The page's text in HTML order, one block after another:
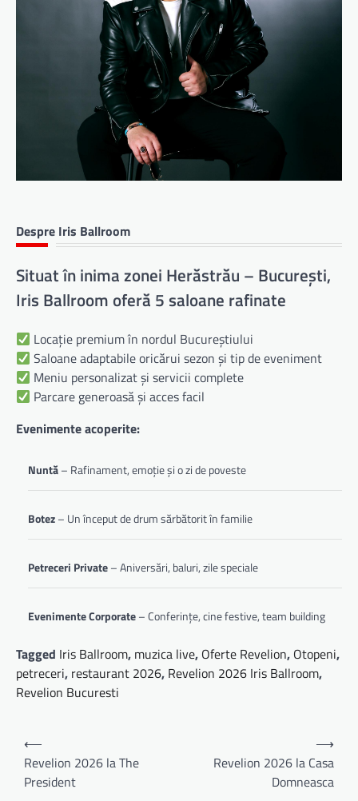
Despre Iris Ballroom
Situat în inima zonei Herăstrău – București,
Iris Ballroom oferă 5 saloane rafinate
Locație premium în nordul Bucureștiului
Saloane adaptabile oricărui sezon și tip de eveniment
Meniu personalizat și servicii complete
Parcare generoasă și acces facil
Evenimente acoperite:
Nuntă– Rafinament, emoție și o zi de poveste
Botez– Un început de drum sărbătorit în familie
Petreceri Private– Aniversări, baluri, zile speciale
Evenimente Corporate– Conferințe, cine festive, team building
Tagged Iris Ballroom, muzica live, Oferte Revelion, Otopeni,
petreceri, restaurant 2026, Revelion 2026 Iris Ballroom,
Revelion Bucuresti
Navigare
în
articole
⟵
Revelion 2026 la The
President
Revelion 2026 la Casa
Domneasca
⟶